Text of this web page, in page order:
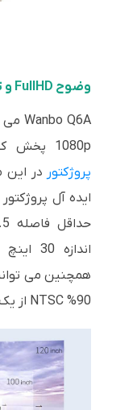
وضوح FullHD و تصویر تا 120 اینچ
1080p پخش کند. حداکثر اندازه تصویر
پروژکتور
همچنین می
90% NTSC از یک تصویر عالی لذت ببرید.